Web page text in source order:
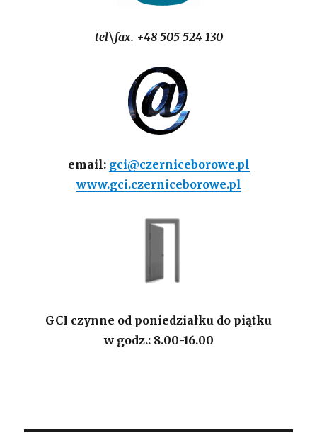
tel\fax. +48 505 524 130
email: gci@czerniceborowe.pl
www.gci.czerniceborowe.pl
GCI czynne od poniedziałku do piątku
w godz.: 8.00-16.00